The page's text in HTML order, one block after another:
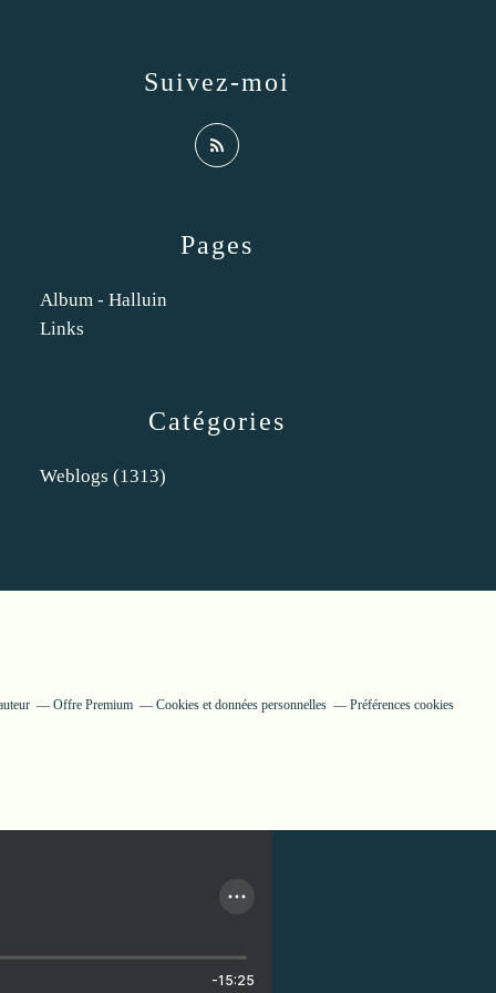
Catégories
Weblogs (1313)
Pages
Album - Halluin
Links
Suivez-moi
Offre Premium Cookies et données personnelles Préférences cookies
-15:25